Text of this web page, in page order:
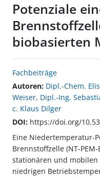
Potenziale
biobasierten
Fachbeiträge
Autoren: Dipl.-Chem.
Weiser, Dipl.-Ing.
c. Klaus Dilger
DOI: https://doi.org/
Eine Niedertemperatur-
Brennstoffzelle (NT-
stationären und
niedrigen